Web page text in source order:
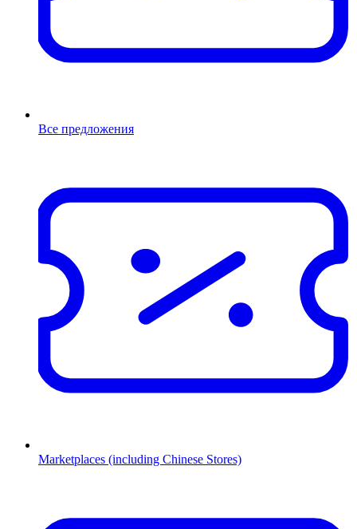
Все предложения
Marketplaces (including Chinese Stores)